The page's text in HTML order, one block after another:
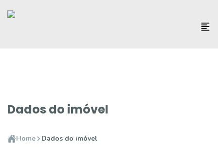
Dados do imóvel
Home Dados do imóvel